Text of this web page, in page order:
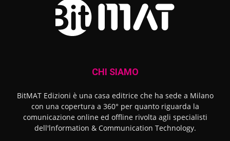
CHI SIAMO
BitMAT Edizioni è una casa editrice che ha sede a Milano
con una copertura a 360° per quanto riguarda la
comunicazione online ed offline rivolta agli specialisti
dell'lnformation & Communication Technology.